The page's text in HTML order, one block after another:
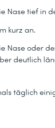
Nase tief in
kurz an.
Nase oder
deutlich
täglich